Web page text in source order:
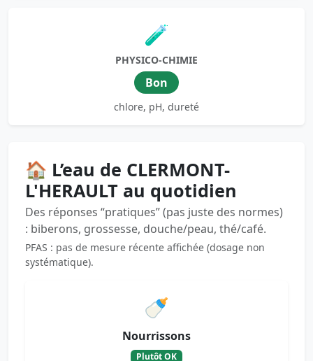
🧪
PHYSICO-CHIMIE
Bon
chlore, pH, dureté
🏠 L’eau de CLERMONT-
L'HERAULT au quotidien
Des réponses “pratiques” (pas juste des normes)
: biberons, grossesse, douche/peau, thé/café.
PFAS : pas de mesure récente affichée (dosage non
systématique).
🍼
Nourrissons
Plutôt OK